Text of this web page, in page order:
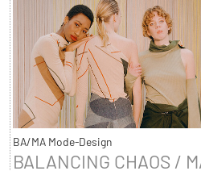
BA/MA Mode-Design
BALANCING CHAOS /